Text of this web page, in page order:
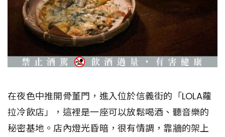
在夜色中推開骨董門，進入位於信義街的「LOLA蘿
拉冷飲店」，這裡是一座可以放鬆喝酒、聽音樂的
秘密基地。店內燈光昏暗，很有情調，靠牆的架上